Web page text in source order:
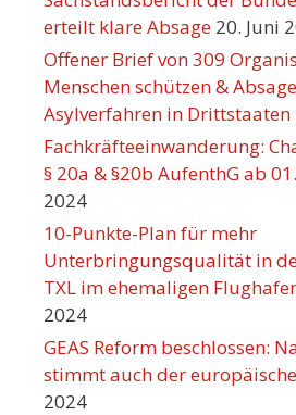
erteilt klare Absage 20. Juni
Offener Brief von 309
Menschen schützen &
Asylverfahren in Drittstaaten
Fachkräfteeinwanderung:
§ 20a & §20b AufenthG ab
2024
10-Punkte-Plan für mehr
Unterbringungsqualität in
TXL im ehemaligen
2024
GEAS Reform beschlossen:
stimmt auch der
2024